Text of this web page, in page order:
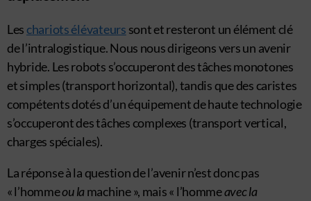
Les chariots élévateurs sont et resteront un élément clé
de l’intralogistique. Nous nous dirigeons vers un avenir
hybride. Les robots s’occuperont des tâches monotones
et simples (transport horizontal), tandis que des caristes
compétents dotés d’un équipement de haute technologie
s’occuperont des tâches complexes (transport vertical,
charges spéciales).
La réponse à la question de l’avenir n’est donc pas
« l’hommeou la machine », mais « l’hommeavec la